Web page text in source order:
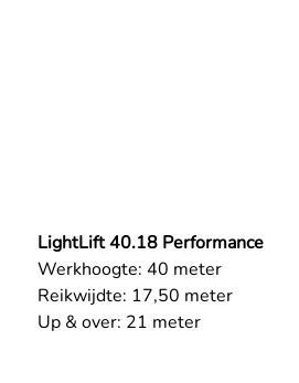
LightLift 40.18 Performance
Werkhoogte: 40 meter
Reikwijdte: 17,50 meter
Up & over: 21 meter